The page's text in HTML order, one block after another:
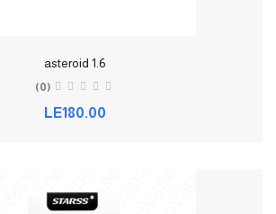
asteroid 1.6
(0)
LE180.00